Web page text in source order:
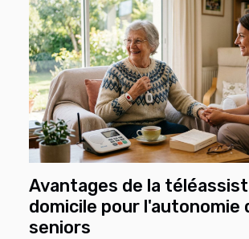
Avantages de la
domicile pour l'autonomie
seniors